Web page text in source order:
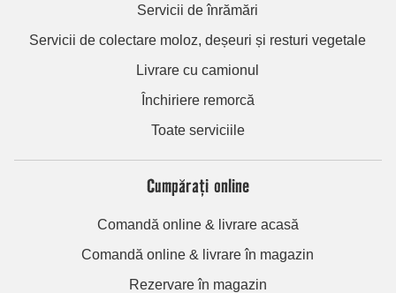
Servicii de înrămări
Servicii de colectare moloz, deșeuri și resturi vegetale
Livrare cu camionul
Închiriere remorcă
Toate serviciile
Cumpărați online
Comandă online & livrare acasă
Comandă online & livrare în magazin
Rezervare în magazin